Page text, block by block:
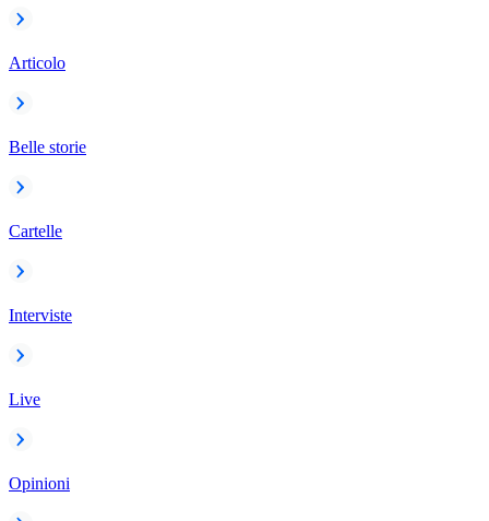
Articolo
Belle storie
Cartelle
Interviste
Live
Opinioni